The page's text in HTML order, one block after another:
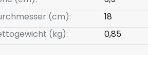
(cm):
18
(kg):
0,85